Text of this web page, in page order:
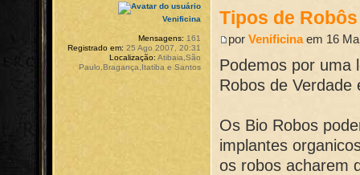
Tipos de Robôs
porVenificinaem 16
Podemos por uma
Robos de Verdade
Os Bio Robos
implantes
os robos acharem
Venificina
Mensagens: 161
Registrado em: 25 Ago 2007, 20:31
Localização: Atibaia,São
Paulo,Bragança,Itatiba e Santos